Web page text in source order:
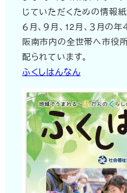
じていただくための情報紙
６月、９月、12月、３月の
阪南市内の全世帯へ市役
配られています。
ふくしはんなん